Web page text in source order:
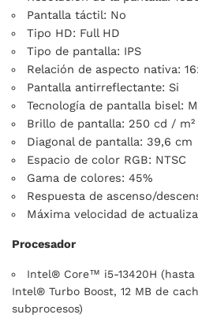
Pantalla táctil: No
Tipo HD: Full HD
Tipo de pantalla: IPS
Relación de aspecto nativa:
Pantalla antirreflectante: Si
Tecnología de pantalla bisel:
Brillo de pantalla: 250 cd / m²
Diagonal de pantalla: 39,6 cm
Espacio de color RGB: NTSC
Gama de colores: 45%
Respuesta de ascenso/
Máxima velocidad de
Procesador
Intel® Core™ i5-13420H (hasta
Intel® Turbo Boost, 12 MB de
subprocesos)